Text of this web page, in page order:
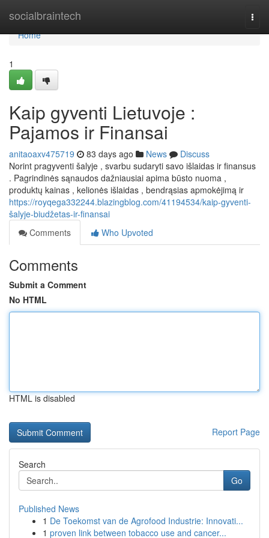
socialbraintech
Home
Home
1
Kaip gyventi Lietuvoje :
Pajamos ir Finansai
anitaoaxv475719 83 days ago News
Discuss
Norint pragyventi šalyje , svarbu sudaryti savo išlaidas ir finansus
. Pagrindinės sąnaudos dažniausiai apima būsto nuoma ,
produktų kainas , kelionės išlaidas , bendrąsias apmokėjimą ir
https://royqega332244.blazingblog.com/41194534/kaip-gyventi-
šalyje-biudžetas-ir-finansai
Comments
Who Upvoted
Comments
Submit a Comment
No HTML
HTML is disabled
Report Page
Search
Go
Published News
1 De Toekomst van de Agrofood Industrie: Innovati...
1 proven link between tobacco use and cancer...